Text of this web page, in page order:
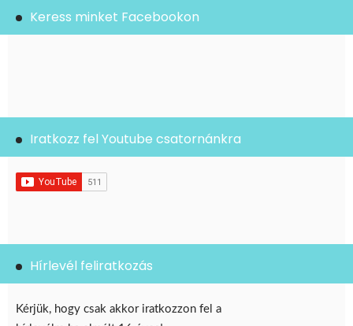
Keress minket Facebookon
Iratkozz fel Youtube csatornánkra
Hírlevél feliratkozás